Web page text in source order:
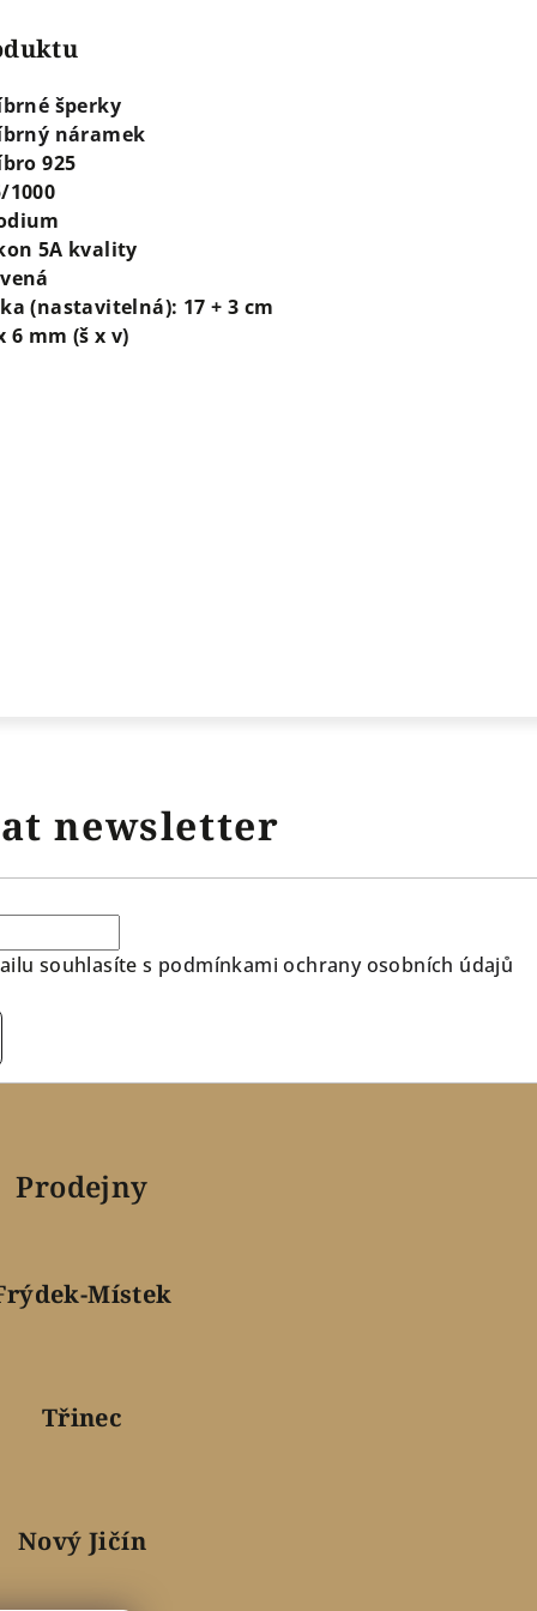
šperky
náramek
925
1000
5A kvality
(nastavitelná): 17 + 3 cm
6 mm (š x v)
newsletter
souhlasíte s podmínkami ochrany osobních údajů
Prodejny
Místek
Třinec
Nový Jičín